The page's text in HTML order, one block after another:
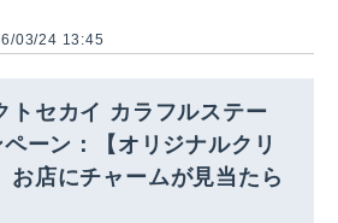
03/24 13:45
トセカイ カラフルステー
ーン：【オリジナルクリ
お店にチャームが見当たら